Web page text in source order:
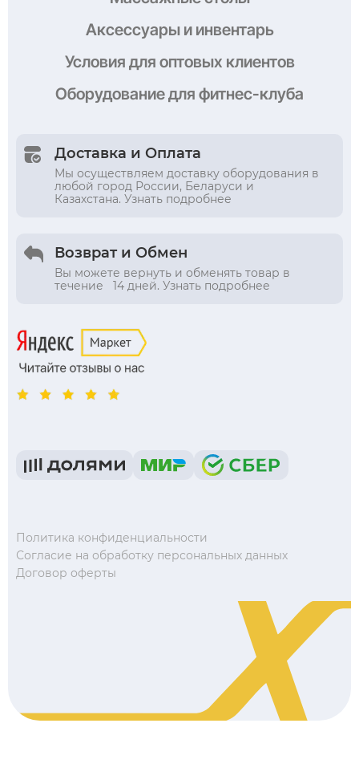
Аксессуары и инвентарь
Условия для оптовых клиентов
Оборудованиедля фитнес-клуба
Доставка и Оплата
Мы осуществляем доставку оборудования в
любой город России, Беларуси и
Казахстана. Узнать подробнее
Возврат и Обмен
Вы можете вернуть и обменять товар в
течение 14 дней. Узнать подробнее
Политика конфиденциальности
Согласие на обработку персональных данных
Договор оферты